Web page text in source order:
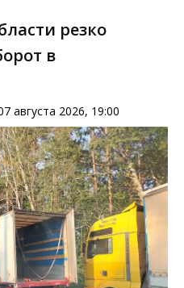
резко
в
августа 2026, 19:00